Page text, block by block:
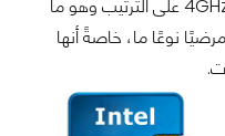
المعالجين يصلان إلى تردد 3.4GHz و 4GHz على الترتيب وهو ما
نوعًا ما، خاصةً أنها